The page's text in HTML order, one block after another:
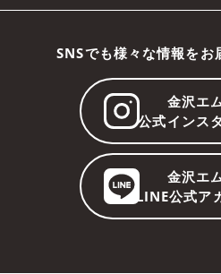
SNSでも様々な情報をお
金沢エ
公式インス
金沢エ
LINE公式ア